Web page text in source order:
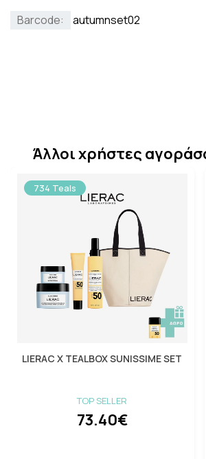
Barcode: autumnset02
Άλλοι χρήστες
734 Teals
LIERAC X TEALBOX SUNISSIME SET
TOP SELLER
73.40€